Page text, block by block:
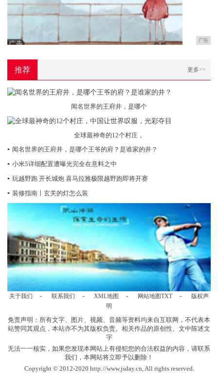
广告
推荐 更多>>
闻名世界的王府井，是哪个
全球最神奇的12个村庄，
▪ 闻名世界的王府井，是哪个王爷的府？是谁家的井？
▪ 小米5详细配置遭曝光完全在意料之中
▪ 玩越野跑 开长城炮 喜马拉雅极限越野跑即将开赛
▪ 装修指南丨玄关的灯怎么装
关于我们 - 联系我们 - XML地图 - 网站地图TXT -
版权声
明
免责声明：所有文字、图片、视频、音频等资料均来自互联网，不代表本
站赞同其观点，本站亦不为其版权负责。相关作品的原创性、文中陈述文
字
无法一一核实，如果您发现本网站上有侵犯您的合法权益的内容，请联系
我们，本网站将立即予以删除！
Copyright © 2012-2020 http://www.jsday.cn, All rights reserved.